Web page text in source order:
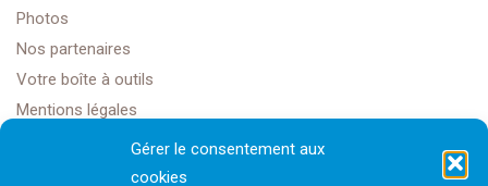
Gérer le consentement aux
cookies
Photos
Nos partenaires
Votre boîte à outils
Mentions légales